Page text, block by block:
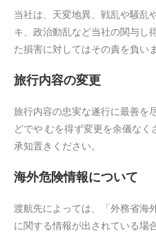
当社は、天変地異、戦乱や騒乱
キ、政治動乱など当社の関与し
た損害に対してはその責を負い
旅行内容の変更
旅行内容の忠実な遂行に最善を
どでや むを得ず変更を余儀な
承知置きください。
海外危険情報について
渡航先によっては、「外務省海
に関する情報が出されている場